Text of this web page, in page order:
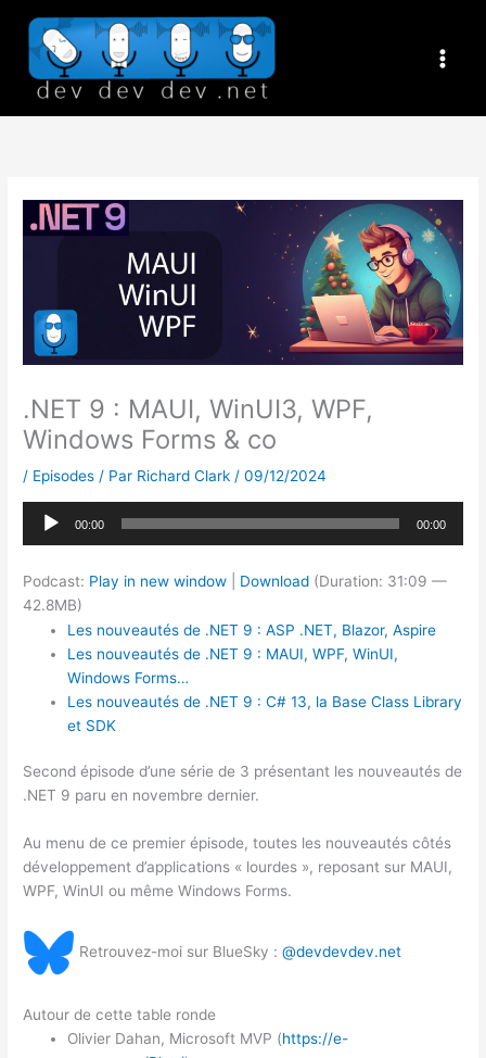
contenu
.NET 9 : MAUI, WinUI3, WPF,
Windows Forms & co
/ Episodes / Par Richard Clark /09/12/2024
Lecteur
audio
00:00 00:00
Podcast: Play in new window Download (Duration: 31:09 —
42.8MB)
Les nouveautés de .NET 9 : ASP .NET, Blazor, Aspire
Les nouveautés de .NET 9 : MAUI, WPF, WinUI,
Windows Forms…
Les nouveautés de .NET 9 : C# 13, la Base Class Library
et SDK
Second épisode d’une série de 3 présentant les nouveautés de
.NET 9 paru en novembre dernier.
Au menu de ce premier épisode, toutes les nouveautés côtés
développement d’applications « lourdes », reposant sur MAUI,
WPF, WinUI ou même Windows Forms.
Retrouvez-moi sur BlueSky :@devdevdev.net
Autour de cette table ronde
Olivier Dahan, Microsoft MVP (https://e-